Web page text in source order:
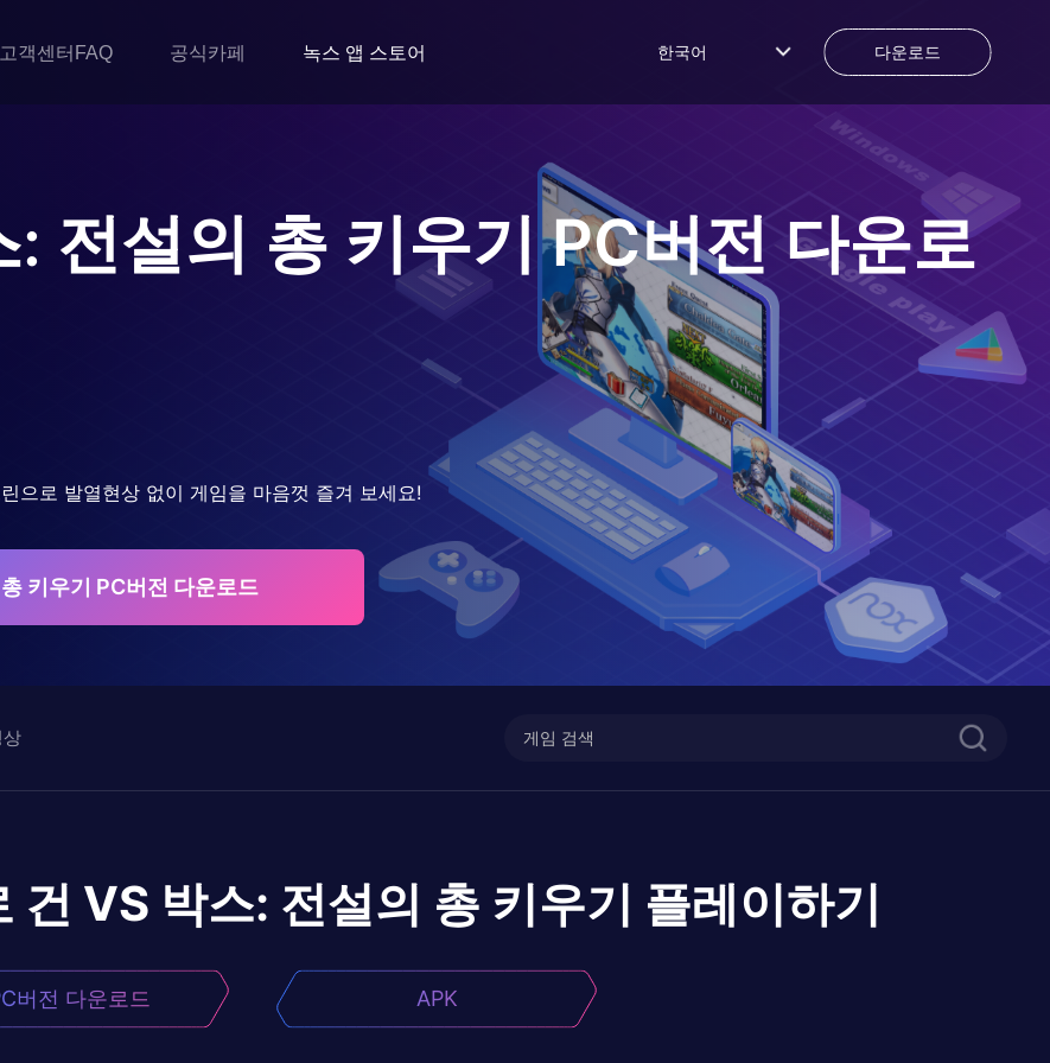
고객센터FAQ 공식카페 녹스 앱 스토어 한국어 다운로드
: 전설의 총 키우기PC버전 다운로
으로 발열현상 없이 게임을 마음껏 즐겨 보세요!
키우기 PC버전 다운로드
상
건 VS 박스: 전설의 총 키우기 플레이하기
버전 다운로드 APK